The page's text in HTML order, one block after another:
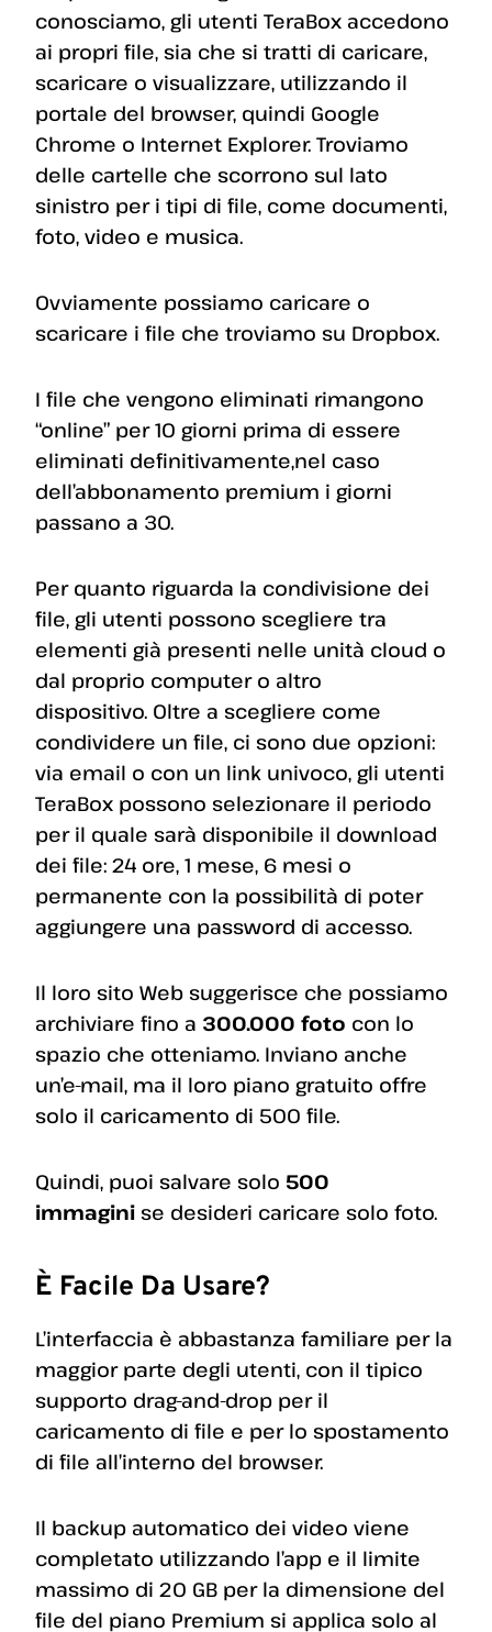
conosciamo, gli utenti TeraBox accedono
ai propri file, sia che si tratti di caricare,
scaricare o visualizzare, utilizzando il
portale del browser, quindi Google
Chrome o Internet Explorer. Troviamo
delle cartelle che scorrono sul lato
sinistro per i tipi di file, come documenti,
foto, video e musica.
Ovviamente possiamo caricare o
scaricare i file che troviamo su Dropbox.
I file che vengono eliminati rimangono
“online” per 10 giorni prima di essere
eliminati definitivamente,nel caso
dell’abbonamento premium i giorni
passano a 30.
Per quanto riguarda la condivisione dei
file, gli utenti possono scegliere tra
elementi già presenti nelle unità cloud o
dal proprio computer o altro
dispositivo. Oltre a scegliere come
condividere un file, ci sono due opzioni:
via email o con un link univoco, gli utenti
TeraBox possono selezionare il periodo
per il quale sarà disponibile il download
dei file: 24 ore, 1 mese, 6 mesi o
permanente con la possibilità di poter
aggiungere una password di accesso.
Il loro sito Web suggerisce che possiamo
archiviare fino a 300.000 foto con lo
spazio che otteniamo. Inviano anche
un’e-mail, ma il loro piano gratuito offre
solo il caricamento di 500 file.
Quindi, puoi salvare solo 500
immagini se desideri caricare solo foto.
È Facile Da Usare?
L’interfaccia è abbastanza familiare per la
maggior parte degli utenti, con il tipico
supporto drag-and-drop per il
caricamento di file e per lo spostamento
di file all’interno del browser.
Il backup automatico dei video viene
completato utilizzando l’app e il limite
massimo di 20 GB per la dimensione del
file del piano Premium si applica solo al